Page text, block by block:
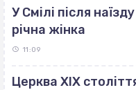
У Смілі після
річна жінка
11:09
Церква ХІХ